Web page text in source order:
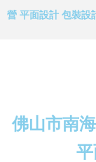
營 平面設計 包裝設
佛山市南